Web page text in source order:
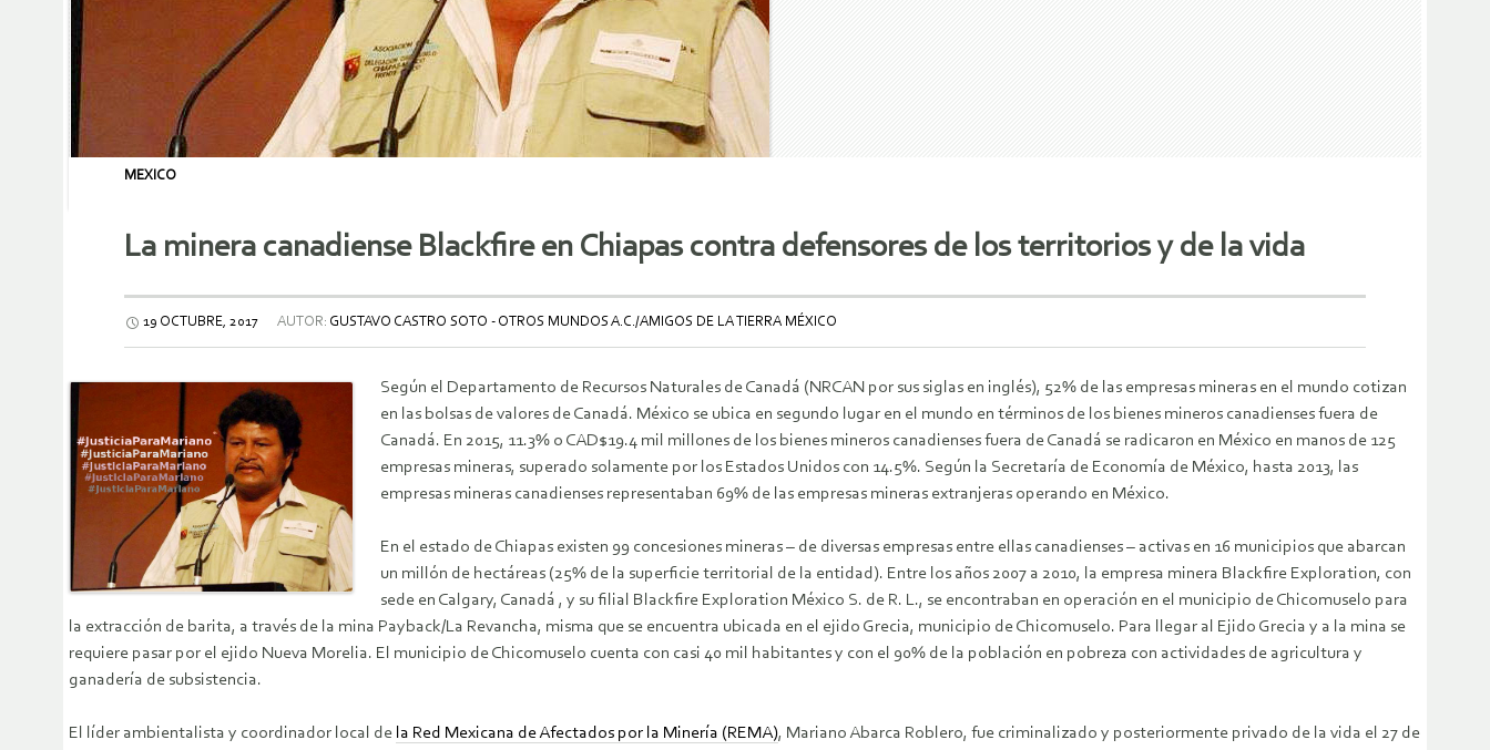
MEXICO
La minera canadiense Blackfire en Chiapas contra defensores de los territorios y de la vida
19 OCTUBRE, 2017 AUTOR: GUSTAVO CASTRO SOTO - OTROS MUNDOS A.C./AMIGOS DE LA TIERRA MÉXICO
Según el Departamento de Recursos Naturales de Canadá (NRCAN por sus siglas en inglés), 52% de las empresas mineras en el mundo cotizan
en las bolsas de valores de Canadá. México se ubica en segundo lugar en el mundo en términos de los bienes mineros canadienses fuera de
Canadá. En 2015, 11.3% o CAD$19.4 mil millones de los bienes mineros canadienses fuera de Canadá se radicaron en México en manos de 125
empresas mineras, superado solamente por los Estados Unidos con 14.5%. Según la Secretaría de Economía de México, hasta 2013, las
empresas mineras canadienses representaban 69% de las empresas mineras extranjeras operando en México.
En el estado de Chiapas existen 99 concesiones mineras – de diversas empresas entre ellas canadienses – activas en 16 municipios que abarcan
un millón de hectáreas (25% de la superficie territorial de la entidad). Entre los años 2007 a 2010, la empresa minera Blackfire Exploration, con
sede en Calgary, Canadá , y su filial Blackfire Exploration México S. de R. L., se encontraban en operación en el municipio de Chicomuselo para
la extracción de barita, a través de la mina Payback/La Revancha, misma que se encuentra ubicada en el ejido Grecia, municipio de Chicomuselo. Para llegar al Ejido Grecia y a la mina se
requiere pasar por el ejido Nueva Morelia. El municipio de Chicomuselo cuenta con casi 40 mil habitantes y con el 90% de la población en pobreza con actividades de agricultura y
ganadería de subsistencia.
El líder ambientalista y coordinador local de la Red Mexicana de Afectados por la Minería (REMA), Mariano Abarca Roblero, fue criminalizado y posteriormente privado de la vida el 27 de